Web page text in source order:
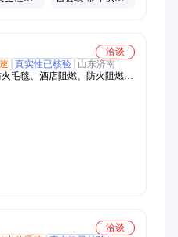
洽谈
真实性已核验
山东济南
毛毯、酒店阻燃、防火阻燃、
提花面料、阻燃门帘面料、功
洽谈